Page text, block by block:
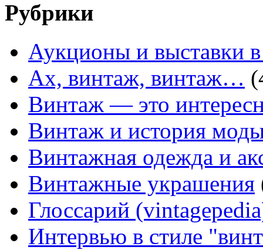
Рубрики
Аукционы и выставки
Ах, винтаж, винтаж…
Винтаж — это
Винтаж и история
Винтажная одежда и
Винтажные украшения
Глоссарий
Интервью в стиле